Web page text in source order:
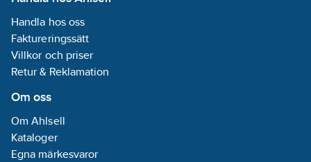
Handla hos oss
Faktureringssätt
Villkor och priser
Retur & Reklamation
Om oss
Om Ahlsell
Kataloger
Egna märkesvaror